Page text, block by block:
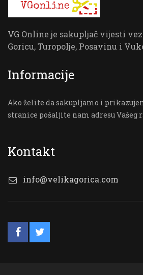
VG Online je sakupljač vijesti
Goricu, Turopolje, Posavinu i
Informacije
Ako želite da sakupljamo i
stranice pošaljite nam adresu Vašeg
Kontakt
info@velikagorica.com